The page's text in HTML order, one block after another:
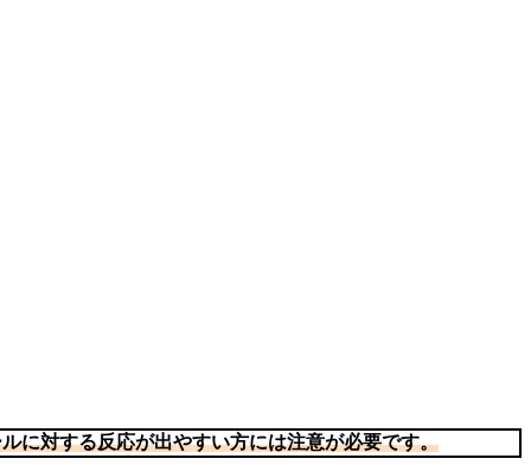
に対する反応が出やすい方には注意が必要です。